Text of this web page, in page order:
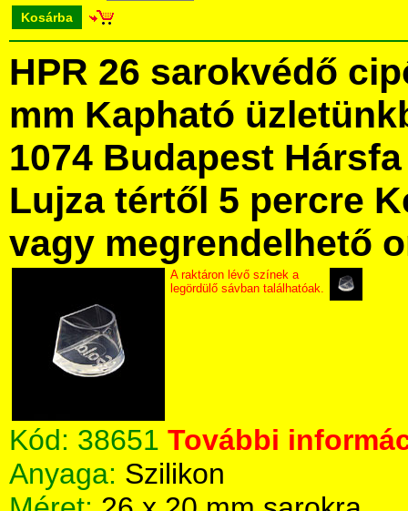
Kosárba
HPR 26 sarokvédő
mm Kapható
1074 Budapest
Lujza tértől 5 percre
vagy megrendelhető
A raktáron lévő színek a
legördülő sávban találhatóak.
Kód: 38651 További
Anyaga: Szilikon